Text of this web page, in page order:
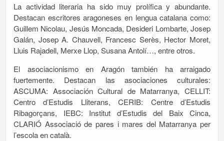
La actividad literaria ha sido muy prolífica y abundante.
Destacan escritores aragoneses en lengua catalana como:
Guillem Nicolau, Jesús Moncada, Desideri Lombarte, Josep
Galán, Josep A. Chauvell, Francesc Serès, Hector Moret,
Lluis Rajadell, Merxe Llop, Susana Antolí…, entre otros.
El asociacionismo en Aragón también ha arraigado
fuertemente. Destacan las asociaciones culturales:
ASCUMA: Associación Cultural de Matarranya, CELLIT:
Centro d’Estudis Lliterans, CERIB: Centre d’Estudis
Ribagorçans, IEBC: Institut d’Estudis del Baix Cinca,
CLARIÓ Associació de pares i mares del Matarranya per
l’escola en català.